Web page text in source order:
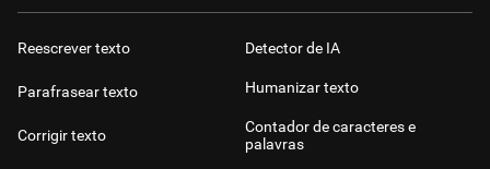
Reescrever texto
Parafrasear texto
Corrigir texto
Detector de IA
Humanizar texto
Contador de caracteres e
palavras